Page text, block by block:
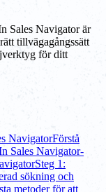
Sales Navigator är
tillvägagångssätt
för ditt
NavigatorFörstå
Sales Navigator-
Steg 1:
sökning och
metoder för att